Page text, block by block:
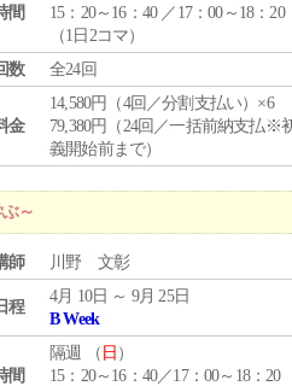
間
15：20～16：40 ／17：00～18：20
（1日2コマ）
数
全24回
金
14,580円（4回／分割支払い）×6
79,380円（24回／一括前納支払※
義開始前まで）
～
師 川野 文彰
程
4月 10日 ～ 9月 25日
B Week
間
隔週 （ 日 ）
15：20～16：40／17：00～18：20